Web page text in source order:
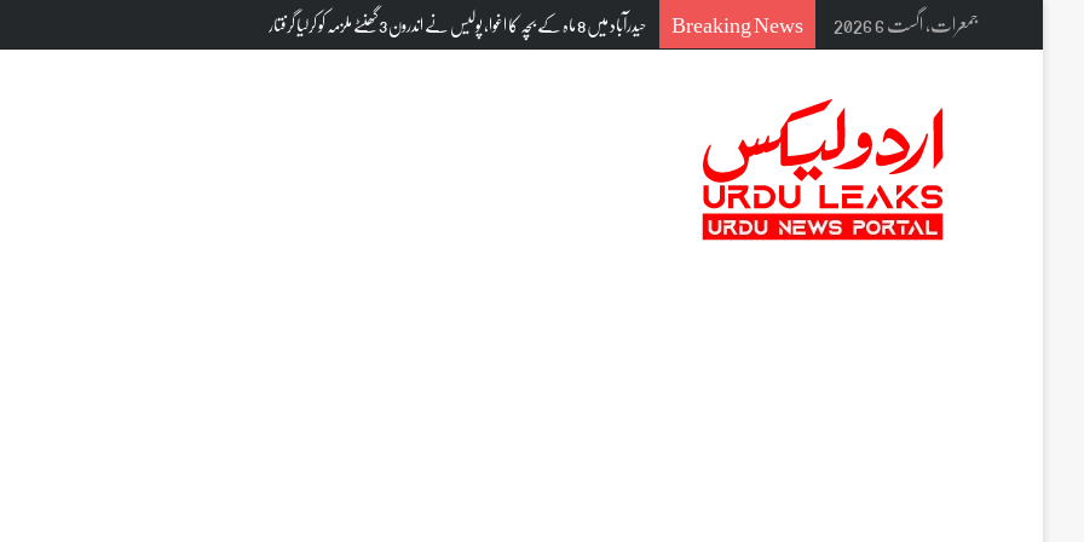
جمعرات, اگست 6 2026 Breaking News سونے اور چاندی کی قیمتوں میں پھر زبردست اضافہ